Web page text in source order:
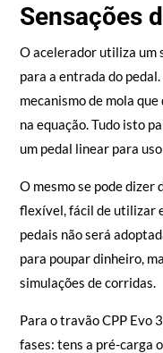
Sensações
O acelerador utiliza um
para a entrada do
mecanismo de mola
na equação. Tudo isto
um pedal linear para
O mesmo se pode dizer
flexível, fácil de utilizar
pedais não será
para poupar dinheiro,
simulações de corridas.
Para o travão CPP Evo
fases: tens a pré-carga